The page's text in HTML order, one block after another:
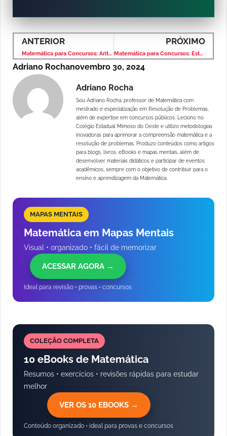
ANTERIOR
Matemática para Concursos: Aritmética e Problemas – Banca VUNESP – Nível Fundamental
PRÓXIMO
Matemática para Concursos: Estatística – Banca VUNESP – Nível Fundamental
Adriano Rochanovembro 30, 2024
Adriano Rocha
Sou Adriano Rocha, professor de Matemática com
mestrado e especialização em Resolução de Problemas,
além de expertise em concursos públicos. Leciono no
Colégio Estadual Mimoso do Oeste e utilizo metodologias
inovadoras para aprimorar a compreensão matemática e a
resolução de problemas. Produzo conteúdos como artigos
para blogs, livros, eBooks e mapas mentais, além de
desenvolver materiais didáticos e participar de eventos
acadêmicos, sempre com o objetivo de contribuir para o
ensino e aprendizagem da Matemática.
MAPAS MENTAIS
Matemática em Mapas Mentais
Visual • organizado • fácil de memorizar
ACESSAR AGORA →
Ideal para revisão • provas • concursos
COLEÇÃO COMPLETA
10 eBooks de Matemática
Resumos • exercícios • revisões rápidas para estudar
melhor
VER OS 10 EBOOKS →
Conteúdo organizado • ideal para provas e concursos